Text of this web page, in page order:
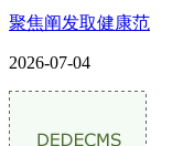
聚焦阐发取健康范
2026-07-04